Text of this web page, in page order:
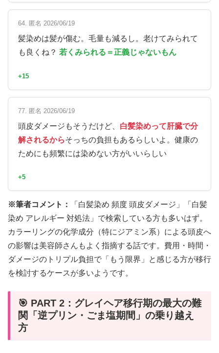
64. 匿名 2026/06/19
髪染めは髪が傷む。毛量も減るし。老けてみられて
も良くね？ 若くみられる＝正義じゃないもん
+15
77. 匿名 2026/06/19
頭皮ダメージもそうだけど、 白髪染めって肝臓で分
解されるからそっちの負担もあるらしいよ。健康の
ためにも頻繁には染めない方がいいらしい
+5
※筆者コメント：
「白髪染め 頻度 頭皮ダメージ」「白髪
染め アレルギー 対処法」で検索している方も多いはず。
カラーリングの化学成分（特にジアミン系）による頭皮へ
の影響は美容師さんもよく指摘する話です。費用・時間・
ダメージのトリプル負担で「もう限界」と感じる方が移行
を検討するケースが多いようです。
🎯 PART 2：グレイヘア移行期の最大の難
関「逆プリン・ごま塩期間」の乗り越え
方